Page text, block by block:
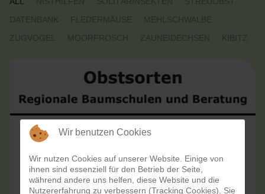
DATENBANK
FLEDERMÄUSE
MEHLSCHWALBE
ZUGVOGEL
MOORFROSCH ZAUNEIDECHSEN KIBITZ
Wir benutzen Cookies
Wir nutzen Cookies auf unserer Website. Einige von
ihnen sind essenziell für den Betrieb der Seite,
während andere uns helfen, diese Website und die
Nutzererfahrung zu verbessern (Tracking Cookies). Sie